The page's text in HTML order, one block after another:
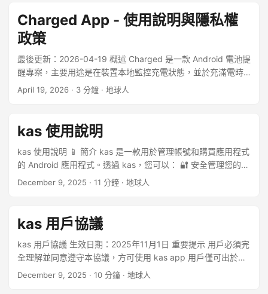
Charged App - 使用說明與隱私權
政策
最後更新：2026-04-19 概述 Charged 是一款 Android 電池提
醒專案，主要用途是在裝置本地監控充電狀態，並於充滿電時
發出通知。 使用說明 安裝並開啟 Charged 應用後，依照指引
滿後會以語音循環播報自訂提醒內容。 電池充滿後，直接拔掉
插頭，應用程式會自動完全退出。無需點擊螢幕上的按鈕。 可
於設定中自訂播報內容、播報間隔及介面語言。 應用會儲存什
麼 Android 應用僅儲存實現功能所需的本地設定，例如語言選
擇、播報文字、是否完成指引以及提醒間隔。 ...
April 19, 2026 · 3 分鐘 · 地球人
kas 使用說明
kas 使用說明 📱 簡介 kas 是一款用於管理帳號和購買應用程式
的 Android 應用程式。透過 kas，您可以： 🔐 安全管理您的帳
號 🔍 搜尋和查詢應用程式資訊 📦 檢視應用程式詳細資訊（版
這款 App 並不適合所有人。為了不浪費您的時間，先明確列出
使用者期望與實際使用之間的差異，以及相關問題。 ...
December 9, 2025 · 11 分鐘 · 地球人
kas 用戶協議
kas 用戶協議 生效日期：2025年11月1日 重要提示 用戶必須完
全理解並同意遵守本協議，方可使用 kas app 用戶僅可出於以
下目的查看和下載 kas app 內容： 供個人用戶使用，非商業用
December 9, 2025 · 10 分鐘 · 地球人